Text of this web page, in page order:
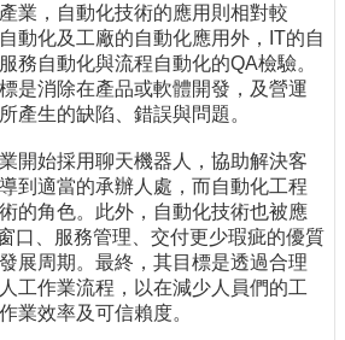
業，自動化技術的應用則相對較
動化及工廠的自動化應用外，IT的自
務自動化與流程自動化的QA檢驗。
是消除在產品或軟體開發，及營運
產生的缺陷、錯誤與問題。
開始採用聊天機器人，協助解決客
到適當的承辦人處，而自動化工程
的角色。此外，自動化技術也被應
口、服務管理、交付更少瑕疵的優質
展周期。最終，其目標是透過合理
工作業流程，以在減少人員們的工
業效率及可信賴度。